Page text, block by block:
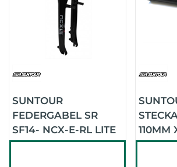
SUNTOUR
FEDERGABEL SR
SF14- NCX-E-RL LITE
28'' 1-1/8 (SCHWARZ)
110MM
BOOST